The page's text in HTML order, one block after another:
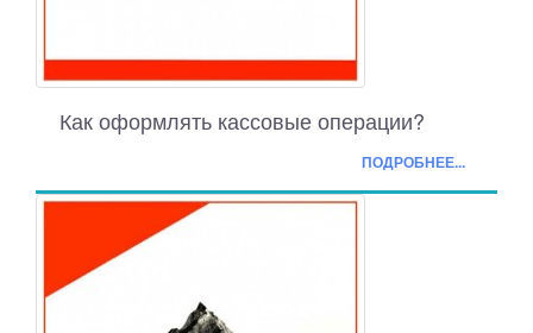
Как оформлять кассовые операции?
ПОДРОБНЕЕ...